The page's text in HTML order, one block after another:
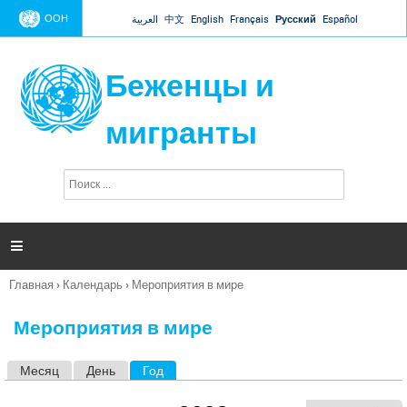
Jump to navigation
ООН العربية 中文 English Français Русский Español
Беженцы и
мигранты
п
и

Вы
Главная › Календарь › Мероприятия в мире
Мероприятия в мире
Месяц День Год